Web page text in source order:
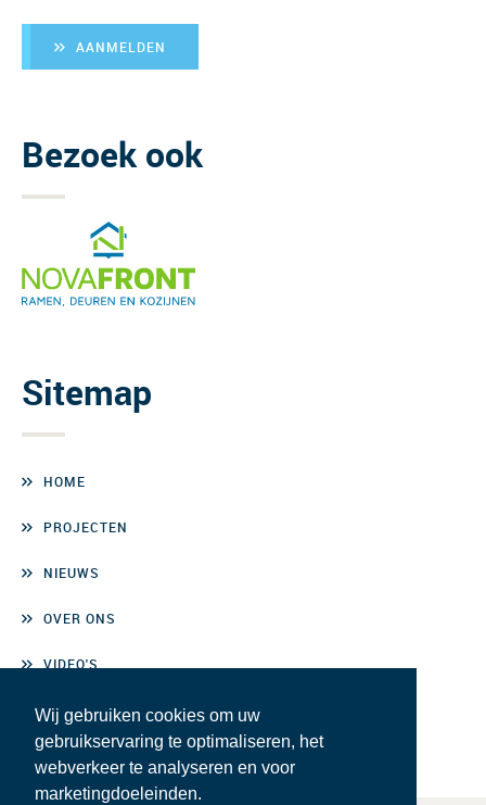
Wij gebruiken cookies om uw
gebruikservaring te optimaliseren, het
webverkeer te analyseren en voor
marketingdoeleinden.
AANMELDEN
Bezoek ook
Sitemap
HOME
PROJECTEN
NIEUWS
OVER ONS
VIDEO'S
CONTACT